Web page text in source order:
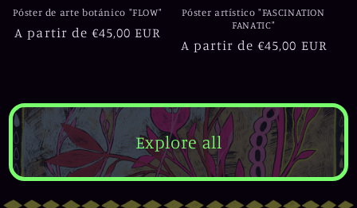
Póster de arte botánico "FLOW"
Precio
A partir de €45,00 EUR
Póster artístico "FASCINATION
FANATIC"
Precio
A partir de €45,00 EUR
Explore all